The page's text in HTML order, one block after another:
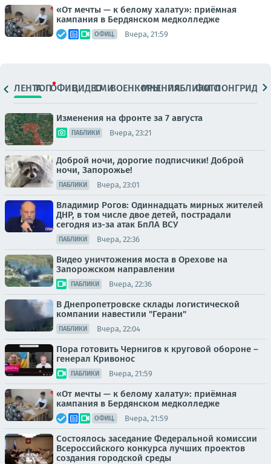
«От мечты — к белому халату»: приёмная
кампания в Бердянском медколледже
ОФИЦ. Вчера, 21:59
ЛЕНТАТОПОФИЦ.ВИДЕОСМИВОЕНКОРЫМНЕНИЯПАБЛИКИ
ФОТОЛОНГРИДЫ
Изменения на фронте за 7 августа
ПАБЛИКИ Вчера, 23:21
Доброй ночи, дорогие подписчики! Доброй
ночи, Запорожье!
ПАБЛИКИ Вчера, 23:01
Владимир Рогов: Одиннадцать мирных жителей
ДНР, в том числе двое детей, пострадали
сегодня из-за атак БпЛА ВСУ
ПАБЛИКИ Вчера, 22:36
Видео уничтожения моста в Орехове на
Запорожском направлении
ПАБЛИКИ Вчера, 22:36
В Днепропетровске склады логистической
компании навестили "Герани"
ПАБЛИКИ Вчера, 22:04
Пора готовить Чернигов к круговой обороне –
генерал Кривонос
ПАБЛИКИ Вчера, 21:59
«От мечты — к белому халату»: приёмная
кампания в Бердянском медколледже
ОФИЦ. Вчера, 21:59
Состоялось заседание Федеральной комиссии
Всероссийского конкурса лучших проектов
создания городской среды